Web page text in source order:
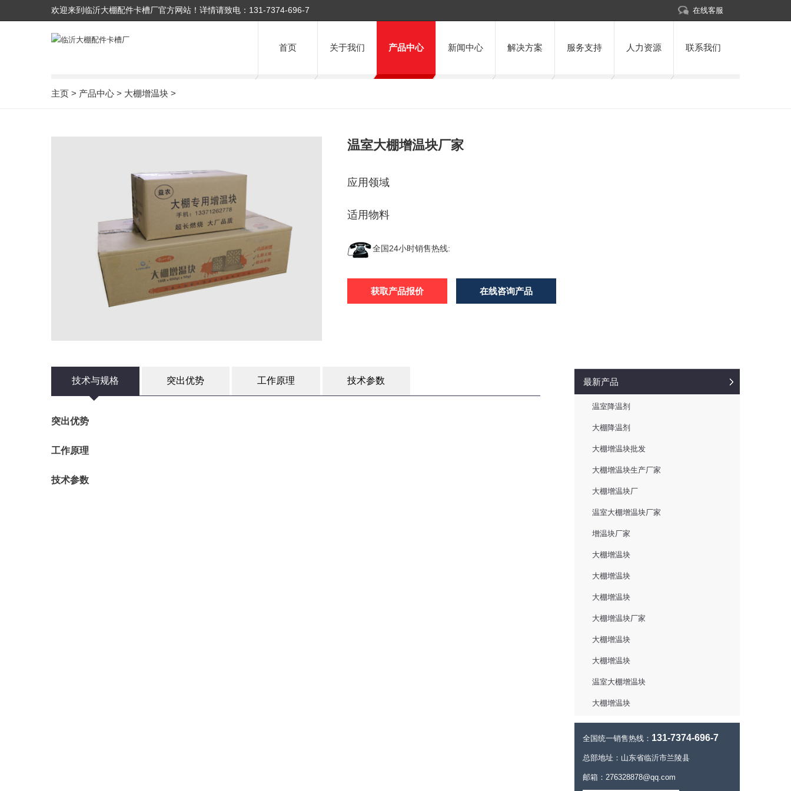
欢迎来到临沂大棚配件卡槽厂官方网站！ 详情请致电： 131-7374-696-7 在线客服
首页 关于我们 产品中心 新闻中心 解决方案 服务支持 人力资源 联系我们
主页 > 产品中心 > 大棚增温块 >
温室大棚增温块厂家
应用领域
适用物料
全国24小时销售热线:
获取产品报价 在线咨询产品
技术与规格 突出优势 工作原理 技术参数
突出优势
工作原理
技术参数
最新产品
温室降温剂
大棚降温剂
大棚增温块批发
大棚增温块生产厂家
大棚增温块厂
温室大棚增温块厂家
增温块厂家
大棚增温块
大棚增温块
大棚增温块
大棚增温块厂家
大棚增温块
大棚增温块
温室大棚增温块
大棚增温块
全国统一销售热线： 131-7374-696-7
总部地址：山东省临沂市兰陵县
邮箱：276328878@qq.com